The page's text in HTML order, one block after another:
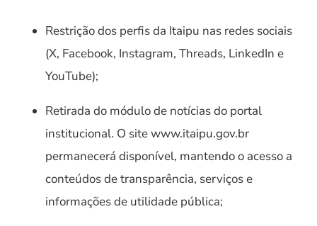
Restrição dos perfis da Itaipu nas redes sociais
(X, Facebook, Instagram, Threads, LinkedIn e
YouTube);
Retirada do módulo de notícias do portal
institucional. O site www.itaipu.gov.br
permanecerá disponível, mantendo o acesso a
conteúdos de transparência, serviços e
informações de utilidade pública;